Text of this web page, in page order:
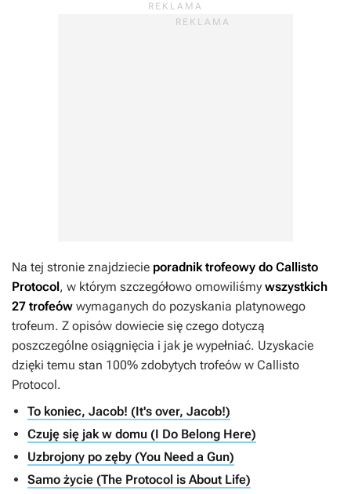
Na tej stronie znajdziecie poradnik trofeowy do Callisto
Protocol, w którym szczegółowo omowiliśmy wszystkich
27 trofeów wymaganych do pozyskania platynowego
trofeum. Z opisów dowiecie się czego dotyczą
poszczególne osiągnięcia i jak je wypełniać. Uzyskacie
dzięki temu stan 100% zdobytych trofeów w Callisto
Protocol.
To koniec, Jacob! (It's over, Jacob!)
Czuję się jak w domu (I Do Belong Here)
Uzbrojony po zęby (You Need a Gun)
Samo życie (The Protocol is About Life)